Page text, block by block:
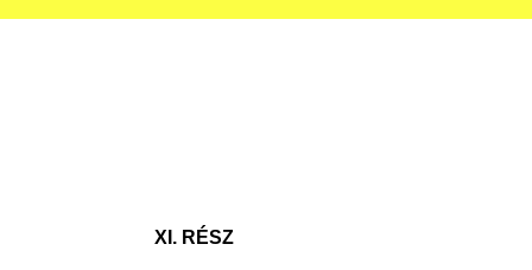
XI. RÉSZ